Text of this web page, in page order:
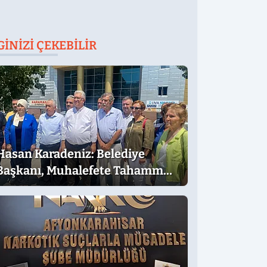
ÇEKEBILIR
Karadeniz: Belediye
Muhalefete Tahammül